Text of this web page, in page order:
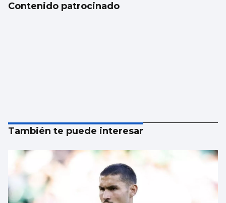
Contenido patrocinado
También te puede interesar